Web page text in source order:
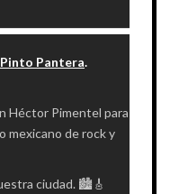
Pinto Pantera.
Héctor Pimentel para
mexicano de rock y
ciudad. 🏙️🎸